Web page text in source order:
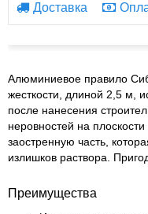
Доставка
Алюминиевое правило
жесткости, длиной 2,5 м,
после нанесения
неровностей на
заостренную часть,
излишков раствора.
Преимущества